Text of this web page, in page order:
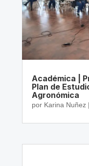
Académica |
Plan de
Agronómica
por Karina Nuñez|